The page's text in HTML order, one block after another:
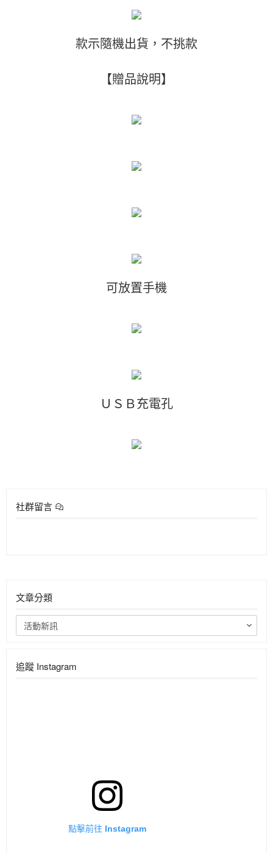
款示隨機出貨，不挑款
【贈品說明】
可放置手機
ＵＳＢ充電孔
社群留言
文章分類
活動新訊
追蹤 Instagram
點擊前往 Instagram